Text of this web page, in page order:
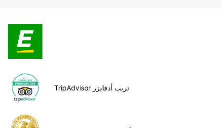
TripAdvisor تريب أدفايزر